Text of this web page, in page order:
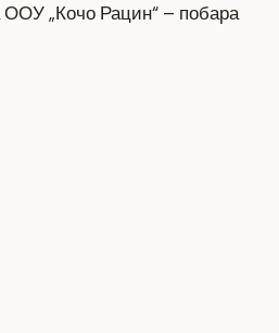
ООУ „Кочо Рацин“ – побара